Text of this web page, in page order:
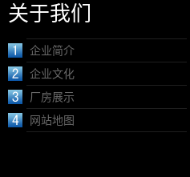
关于我们
企业简介
企业文化
厂房展示
网站地图